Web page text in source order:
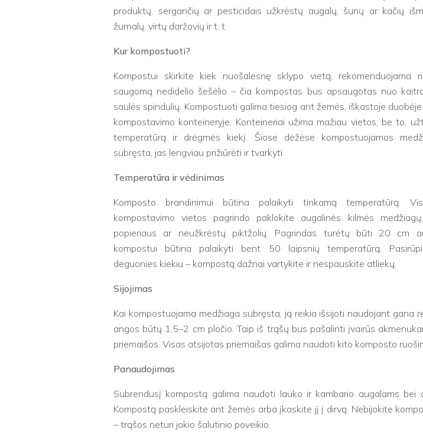
produktų, sergančių ar pesticidais užkrėstų augalų, šunų ar kačių
žurnalų, virtų daržovių ir t. t.
Kur kompostuoti?
Kompostui skirkite kiek nuošalesnę sklypo vietą, rekomenduojama
saugomą nedidelio šešėlio – čia kompostas bus apsaugotas nuo
saulės spindulių. Kompostuoti galima tiesiog ant žemės, iškastoje
kompostavimo konteineryje. Konteineriai užima mažiau vietos, be to,
temperatūrą ir drėgmės kiekį. Šiose dėžėse kompostuojamos
subręsta, jas lengviau prižiūrėti ir tvarkyti.
Temperatūra ir vėdinimas
Komposto brandinimui būtina palaikyti tinkamą temperatūrą.
kompostavimo vietos pagrindo paklokite augalinės kilmės
popieriaus ar neužkrėstų piktžolių. Pagrindas turėtų būti 20 cm
kompostui būtina palaikyti bent 50 laipsnių temperatūrą.
deguonies kiekiu – kompostą dažnai vartykite ir nespauskite atliekų.
Sijojimas
Kai kompostuojama medžiaga subręsta, ją reikia išsijoti naudojant gana
angos būtų 1,5–2 cm pločio. Taip iš trąšų bus pašalinti įvairūs
priemaišos. Visas atsijotas priemaišas galima naudoti kito komposto
Panaudojimas
Subrendusį kompostą galima naudoti lauko ir kambario augalams bei
Kompostą paskleiskite ant žemės arba įkaskite jį į dirvą. Nebijokite
– trąšos neturi jokio šalutinio poveikio.